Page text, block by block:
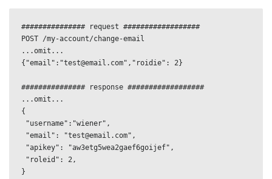
############### request ##################
POST /my-account/change-email
...omit...
{"email":"test@email.com","roidie": 2}
############### response ##################
...omit...
{
}